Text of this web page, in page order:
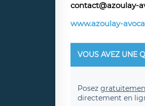
contact@azoulay-
www.azoulay-
VOUS AVEZ UNE
Posez
directement en